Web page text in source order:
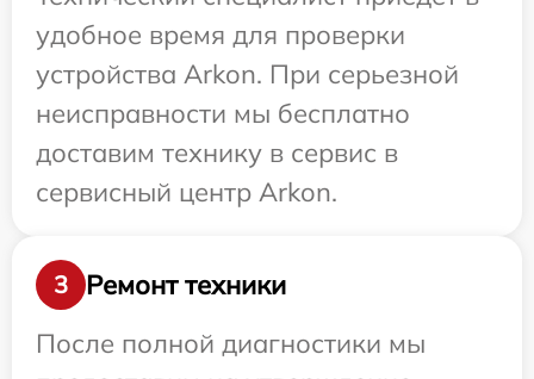
удобное время для проверки
устройства Arkon. При серьезной
неисправности мы бесплатно
доставим технику в сервис в
сервисный центр Arkon.
3
Ремонт техники
После полной диагностики мы